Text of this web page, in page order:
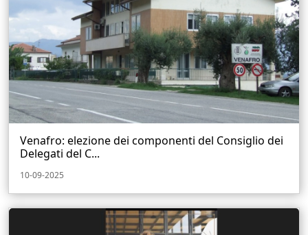
Venafro: elezione dei componenti del Consiglio dei
Delegati del C...
10-09-2025